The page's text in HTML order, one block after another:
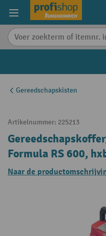
content
Gereedschapskisten
Artikelnummer: 225213
Formula RS 600,
Naar de